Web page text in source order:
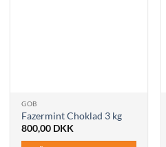
GOB
Fazermint Choklad 3 kg
800,00 DKK